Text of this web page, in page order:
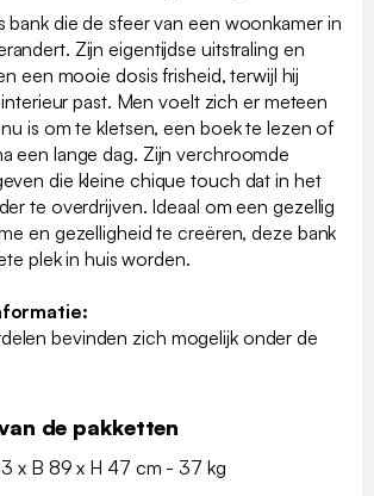
bank die de sfeer van een woonkamer in
Zijn eigentijdse uitstraling en
een mooie dosis frisheid, terwijl hij
interieur past. Men voelt zich er meteen
is om te kletsen, een boek te lezen of
een lange dag. Zijn verchroomde
die kleine chique touch dat in het
te overdrijven. Ideaal om een ​​gezellig
en gezelligheid te creëren, deze bank
plek in huis worden.
bevinden zich mogelijk onder de
de pakketten
x B 89 x H 47 cm - 37 kg